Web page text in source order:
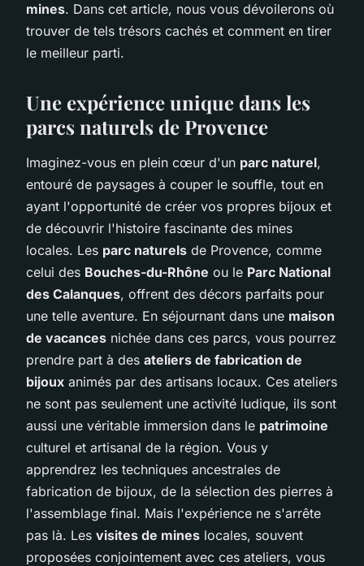
mines. Dans cet article, nous vous dévoilerons où
trouver de tels trésors cachés et comment en tirer
le meilleur parti.
Une expérience unique dans les
parcs naturels de Provence
Imaginez-vous en plein cœur d'un parc naturel,
entouré de paysages à couper le souffle, tout en
ayant l'opportunité de créer vos propres bijoux et
de découvrir l'histoire fascinante des mines
locales. Les parc naturels de Provence, comme
celui des Bouches-du-Rhône ou le Parc National
des Calanques, offrent des décors parfaits pour
une telle aventure. En séjournant dans une maison
de vacances nichée dans ces parcs, vous pourrez
prendre part à des ateliers de fabrication de
bijoux animés par des artisans locaux. Ces ateliers
ne sont pas seulement une activité ludique, ils sont
aussi une véritable immersion dans le patrimoine
culturel et artisanal de la région. Vous y
apprendrez les techniques ancestrales de
fabrication de bijoux, de la sélection des pierres à
l'assemblage final. Mais l'expérience ne s'arrête
pas là. Les visites de mines locales, souvent
proposées conjointement avec ces ateliers, vous